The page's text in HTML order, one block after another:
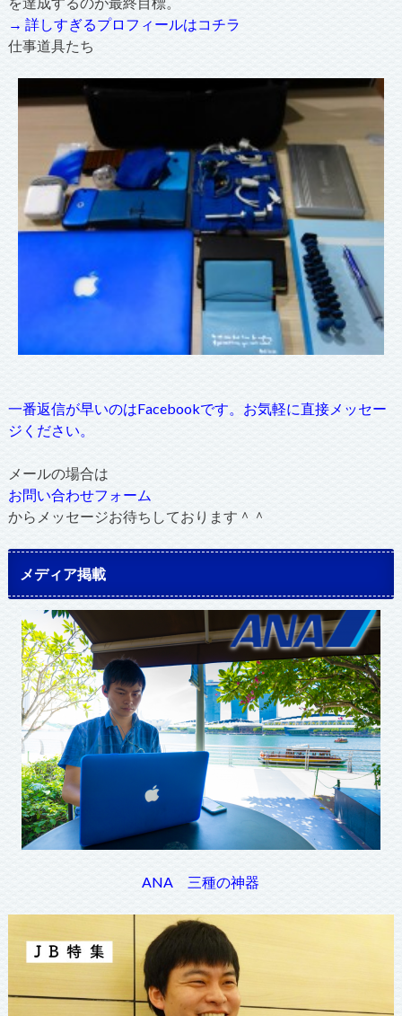
→ 詳しすぎるプロフィールはコチラ
仕事道具たち
一番返信が早いのはFacebookです。お気軽に直接メッセー
ジください。
メールの場合は
お問い合わせフォーム
からメッセージお待ちしております＾＾
メディア掲載
ANA 三種の神器